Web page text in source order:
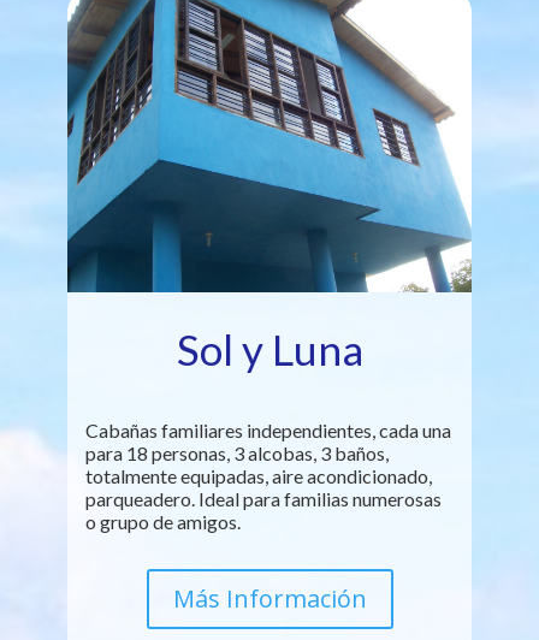
Sol y Luna
Cabañas familiares independientes, cada una
para 18 personas, 3 alcobas, 3 baños,
totalmente equipadas, aire acondicionado,
parqueadero. Ideal para familias numerosas
o grupo de amigos.
Más Información